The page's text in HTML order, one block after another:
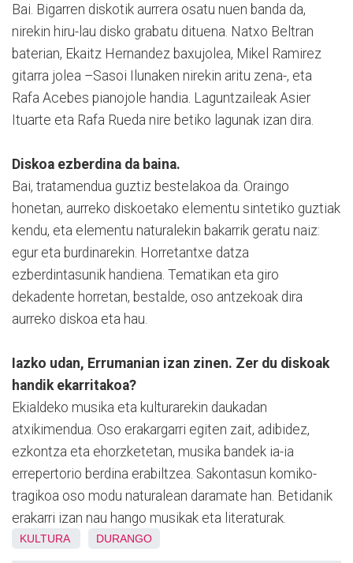
Bai. Bigarren diskotik aurrera osatu nuen banda da,
nirekin hiru-lau disko grabatu dituena. Natxo Beltran
baterian, Ekaitz Hernandez baxujolea, Mikel Ramirez
gitarra jolea –Sasoi Ilunaken nirekin aritu zena-, eta
Rafa Acebes pianojole handia. Laguntzaileak Asier
Ituarte eta Rafa Rueda nire betiko lagunak izan dira.
Diskoa ezberdina da baina.
Bai, tratamendua guztiz bestelakoa da. Oraingo
honetan, aurreko diskoetako elementu sintetiko guztiak
kendu, eta elementu naturalekin bakarrik geratu naiz:
egur eta burdinarekin. Horretantxe datza
ezberdintasunik handiena. Tematikan eta giro
dekadente horretan, bestalde, oso antzekoak dira
aurreko diskoa eta hau.
Iazko udan, Errumanian izan zinen. Zer du diskoak
handik ekarritakoa?
Ekialdeko musika eta kulturarekin daukadan
atxikimendua. Oso erakargarri egiten zait, adibidez,
ezkontza eta ehorzketetan, musika bandek ia-ia
errepertorio berdina erabiltzea. Sakontasun komiko-
tragikoa oso modu naturalean daramate han. Betidanik
erakarri izan nau hango musikak eta literaturak.
KULTURA DURANGO